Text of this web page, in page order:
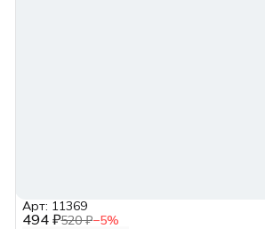
494 ₽520 ₽−5%
Арт: 11369